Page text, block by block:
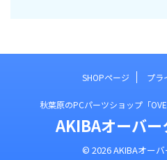
SHOPページ プラ
秋葉原のPCパーツショップ「
AKIBAオーバ
© 2026 AKIBAオー